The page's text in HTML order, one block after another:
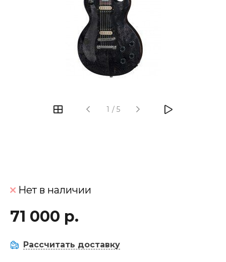
1 / 5
Нет в наличии
71 000 р.
Рассчитать доставку